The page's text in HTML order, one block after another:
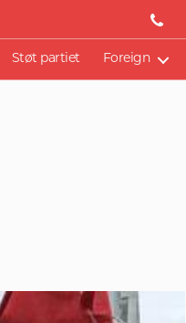
Støt partiet Foreign